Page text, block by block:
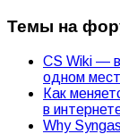
Темы на
CS Wiki —
одном
Как
в
Why